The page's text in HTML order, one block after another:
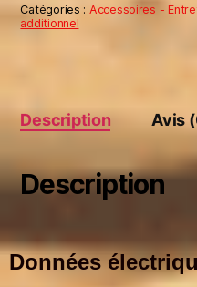
Catégories : Accessoires -
additionnel
Description Avis
Description
Données